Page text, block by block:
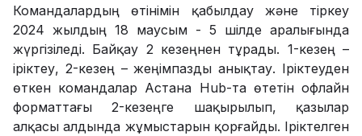
Командалардың өтінімін қабылдау және тіркеу
2024 жылдың 18 маусым - 5 шілде аралығында
жүргізіледі. Байқау 2 кезеңнен тұрады. 1-кезең –
іріктеу, 2-кезең – жеңімпазды анықтау. Іріктеуден
өткен командалар Астана Hub-та өтетін офлайн
форматтағы 2-кезеңге шақырылып, қазылар
алқасы алдында жұмыстарын қорғайды. Іріктелген